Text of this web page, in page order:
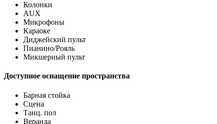
Колонки
AUX
Микрофоны
Караоке
Диджейский пульт
Пианино/Рояль
Микшерный пульт
Доступное оснащение пространства
Барная стойка
Сцена
Танц. пол
Веранда